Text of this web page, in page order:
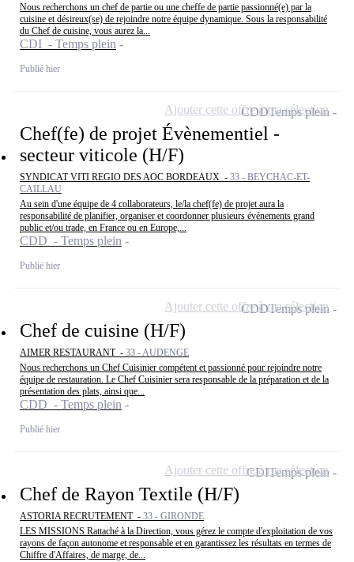
Nous recherchons un chef de partie ou une cheffe de partie passionné(e) par la
cuisine et désireux(se) de rejoindre notre équipe dynamique. Sous la responsabilité
du Chef de cuisine, vous aurez la...
CDI - Temps plein
Publié hier
Chef(fe) de projet Évènementiel -
secteur viticole (H/F)
SYNDICAT VITI REGIO DES AOC BORDEAUX - 33 - BEYCHAC-ET-
CAILLAU
Au sein d'une équipe de 4 collaborateurs, le/la chef(fe) de projet aura la
responsabilité de planifier, organiser et coordonner plusieurs événements grand
public et/ou trade, en France ou en Europe,...
CDD - Temps plein
Publié hier
CDDTemps plein
Ajouter cette offre à ma sélection
Chef de cuisine (H/F)
AIMER RESTAURANT - 33 - AUDENGE
Nous recherchons un Chef Cuisinier compétent et passionné pour rejoindre notre
équipe de restauration. Le Chef Cuisinier sera responsable de la préparation et de la
présentation des plats, ainsi que...
CDD - Temps plein
Publié hier
CDDTemps plein
Ajouter cette offre à ma sélection
Chef de Rayon Textile (H/F)
ASTORIA RECRUTEMENT - 33 - GIRONDE
LES MISSIONS Rattaché à la Direction, vous gérez le compte d'exploitation de vos
rayons de façon autonome et responsable et en garantissez les résultats en termes de
Chiffre d'Affaires, de marge, de...
CDITemps plein
Ajouter cette offre à ma sélection